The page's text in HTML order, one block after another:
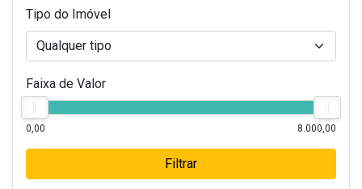
Tipo do Imóvel
Faixa de Valor
0,00 8.000,00
Filtrar